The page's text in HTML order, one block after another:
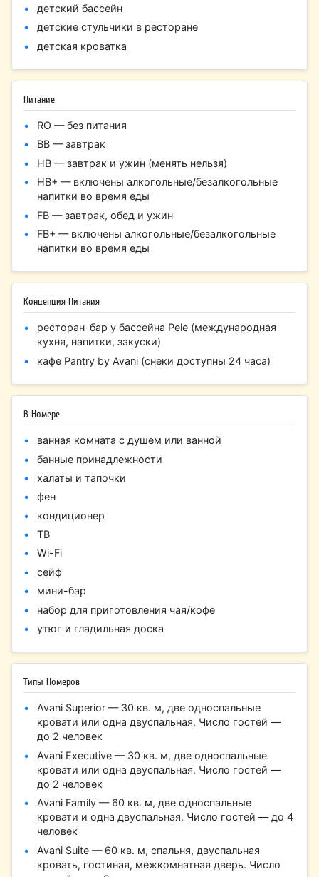
детский бассейн
детские стульчики в ресторане
детская кроватка
Питание
RO — без питания
BB — завтрак
HB — завтрак и ужин (менять нельзя)
HB+ — включены алкогольные/безалкогольные
напитки во время еды
FB — завтрак, обед и ужин
FB+ — включены алкогольные/безалкогольные
напитки во время еды
Концепция Питания
ресторан-бар у бассейна Pele (международная
кухня, напитки, закуски)
кафе Pantry by Avani (снеки доступны 24 часа)
В Номере
ванная комната с душем или ванной
банные принадлежности
халаты и тапочки
фен
кондиционер
ТВ
Wi-Fi
сейф
мини-бар
набор для приготовления чая/кофе
утюг и гладильная доска
Типы Номеров
Avani Superior — 30 кв. м, две односпальные
кровати или одна двуспальная. Число гостей —
до 2 человек
Avani Executive — 30 кв. м, две односпальные
кровати или одна двуспальная. Число гостей —
до 2 человек
Avani Family — 60 кв. м, две односпальные
кровати и одна двуспальная. Число гостей — до 4
человек
Avani Suite — 60 кв. м, спальня, двуспальная
кровать, гостиная, межкомнатная дверь. Число